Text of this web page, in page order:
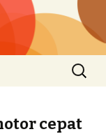
Search
for:
cepat